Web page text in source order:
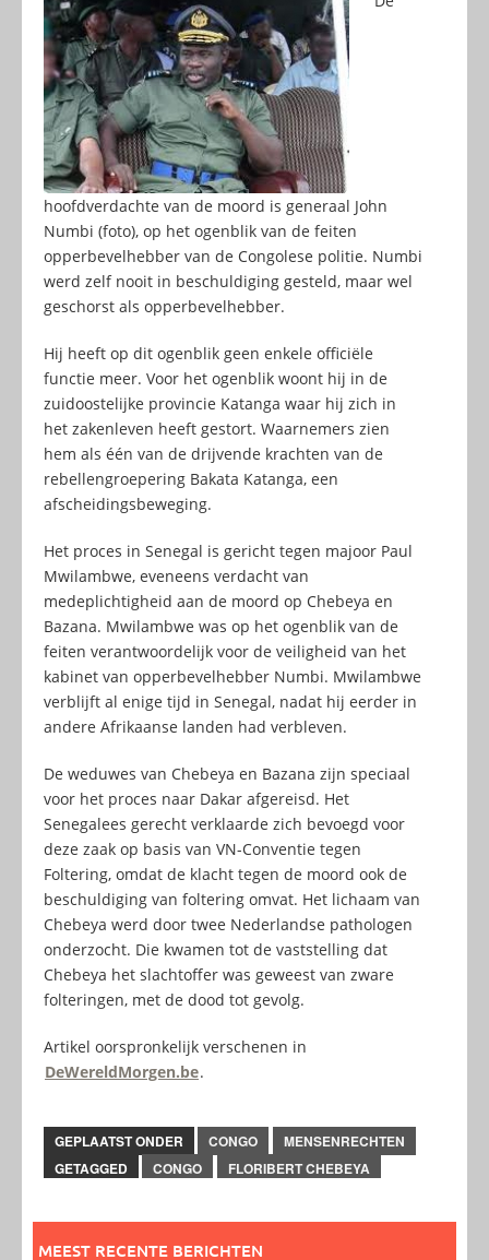
hoofdverdachte van de moord is generaal John
Numbi (foto), op het ogenblik van de feiten
opperbevelhebber van de Congolese politie. Numbi
werd zelf nooit in beschuldiging gesteld, maar wel
geschorst als opperbevelhebber.
Hij heeft op dit ogenblik geen enkele officiële
functie meer. Voor het ogenblik woont hij in de
zuidoostelijke provincie Katanga waar hij zich in
het zakenleven heeft gestort. Waarnemers zien
hem als één van de drijvende krachten van de
rebellengroepering Bakata Katanga, een
afscheidingsbeweging.
Het proces in Senegal is gericht tegen majoor Paul
Mwilambwe, eveneens verdacht van
medeplichtigheid aan de moord op Chebeya en
Bazana. Mwilambwe was op het ogenblik van de
feiten verantwoordelijk voor de veiligheid van het
kabinet van opperbevelhebber Numbi. Mwilambwe
verblijft al enige tijd in Senegal, nadat hij eerder in
andere Afrikaanse landen had verbleven.
De weduwes van Chebeya en Bazana zijn speciaal
voor het proces naar Dakar afgereisd. Het
Senegalees gerecht verklaarde zich bevoegd voor
deze zaak op basis van VN-Conventie tegen
Foltering, omdat de klacht tegen de moord ook de
beschuldiging van foltering omvat. Het lichaam van
Chebeya werd door twee Nederlandse pathologen
onderzocht. Die kwamen tot de vaststelling dat
Chebeya het slachtoffer was geweest van zware
folteringen, met de dood tot gevolg.
Artikel oorspronkelijk verschenen in
DeWereldMorgen.be.
GEPLAATST ONDER CONGO
MENSENRECHTEN
GETAGGED
CONGO FLORIBERT CHEBEYA
MEEST RECENTE BERICHTEN